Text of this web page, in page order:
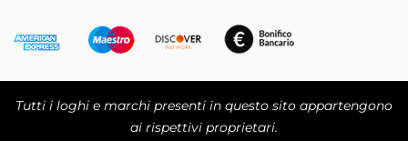
Tutti i loghi e marchi presenti in questo sito appartengono
ai rispettivi proprietari.